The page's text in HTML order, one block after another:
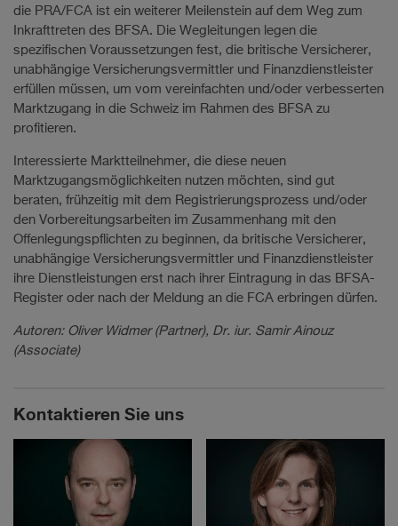
die PRA/FCA ist ein weiterer Meilenstein auf dem Weg zum
Inkrafttreten des BFSA. Die Wegleitungen legen die
spezifischen Voraussetzungen fest, die britische Versicherer,
unabhängige Versicherungsvermittler und Finanzdienstleister
erfüllen müssen, um vom vereinfachten und/oder verbesserten
Marktzugang in die Schweiz im Rahmen des BFSA zu
profitieren.
Interessierte Marktteilnehmer, die diese neuen
Marktzugangsmöglichkeiten nutzen möchten, sind gut
beraten, frühzeitig mit dem Registrierungsprozess und/oder
den Vorbereitungsarbeiten im Zusammenhang mit den
Offenlegungspflichten zu beginnen, da britische Versicherer,
unabhängige Versicherungsvermittler und Finanzdienstleister
ihre Dienstleistungen erst nach ihrer Eintragung in das BFSA-
Register oder nach der Meldung an die FCA erbringen dürfen.
Autoren: Oliver Widmer (Partner), Dr. iur. Samir Ainouz
(Associate)
Kontaktieren Sie uns